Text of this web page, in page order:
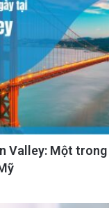
Valley: Một